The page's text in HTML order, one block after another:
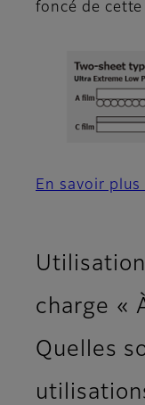
foncé de cette
En savoir
charge «
Quelles